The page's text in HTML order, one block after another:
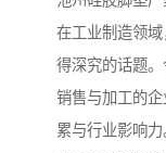
在工业制造领
得深究的话题
销售与加工的
累与行业影响